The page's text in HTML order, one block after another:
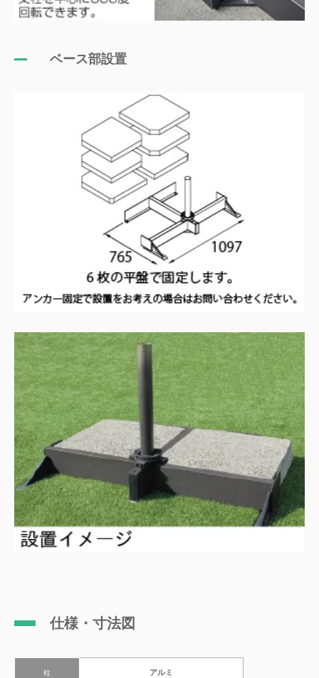
ベース部設置
仕様・寸法図
柱 アルミ